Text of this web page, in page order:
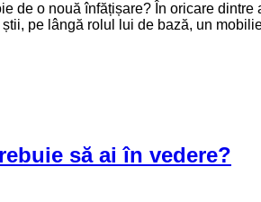
de o nouă înfățișare? În oricare
pe lângă rolul lui de bază, un
să ai în vedere?